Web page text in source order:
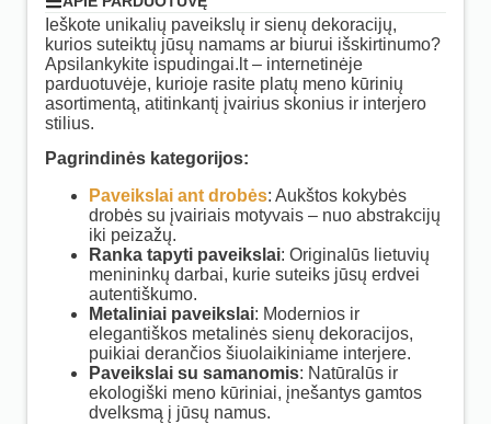
Ieškote unikalių paveikslų ir sienų dekoracijų,
kurios suteiktų jūsų namams ar biurui išskirtinumo?
Apsilankykite ispudingai.lt – internetinėje
parduotuvėje, kurioje rasite platų meno kūrinių
asortimentą, atitinkantį įvairius skonius ir interjero
stilius.
Pagrindinės kategorijos:
Paveikslai ant drobės: Aukštos kokybės
drobės su įvairiais motyvais – nuo abstrakcijų
iki peizažų.
Ranka tapyti paveikslai: Originalūs lietuvių
menininkų darbai, kurie suteiks jūsų erdvei
autentiškumo.
Metaliniai paveikslai: Modernios ir
elegantiškos metalinės sienų dekoracijos,
puikiai derančios šiuolaikiniame interjere.
Paveikslai su samanomis: Natūralūs ir
ekologiški meno kūriniai, įnešantys gamtos
dvelksmą į jūsų namus.